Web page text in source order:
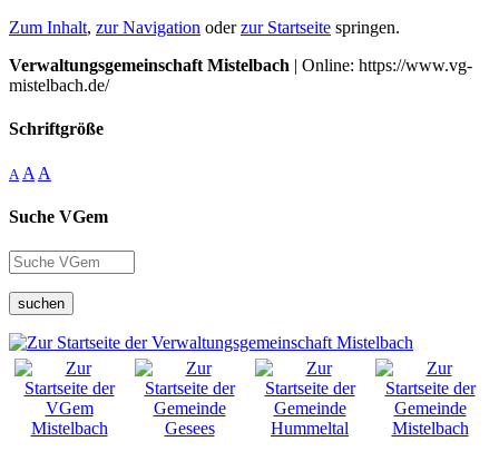
Zum Inhalt, zur Navigation oderzur Startseite springen.
Verwaltungsgemeinschaft Mistelbach | Online: https://www.vg-
mistelbach.de/
Schriftgröße
A A A
Suche VGem
suchen